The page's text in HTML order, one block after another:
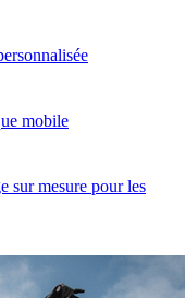
mobile
sur mesure pour les